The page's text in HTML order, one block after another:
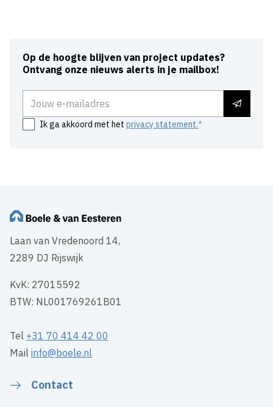
Op de hoogte blijven van project updates?
Ontvang onze nieuws alerts in je mailbox!
Ik ga akkoord met hetprivacy statement.
Laan van Vredenoord 14,
2289 DJ Rijswijk
KvK: 27015592
BTW: NL001769261B01
Tel +31 70 414 42 00
Mailinfo@boele.nl
Contact